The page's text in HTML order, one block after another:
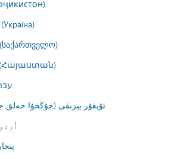
ئۇيغۇر يېزىقى (جۇڭخۇا خەلق